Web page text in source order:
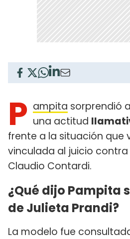
P ampita sorprendió
una actitud
frente a la situación que
vinculada al juicio contra
Claudio Contardi.
¿Qué dijo Pampita
de Julieta Prandi?
La modelo fue